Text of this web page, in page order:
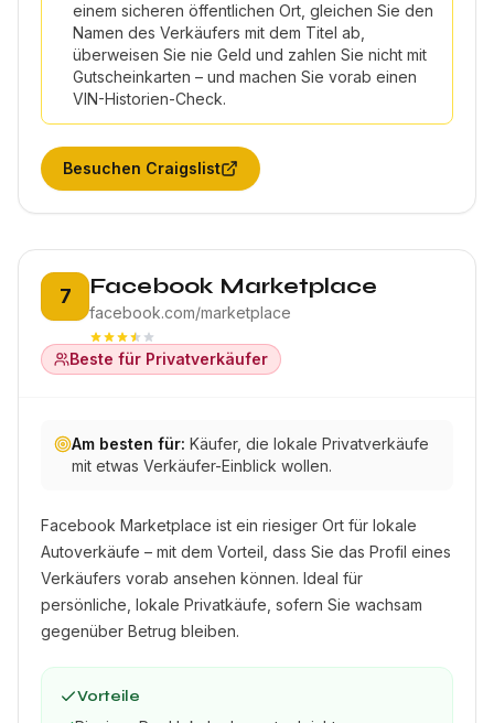
einem sicheren öffentlichen Ort, gleichen Sie den
Namen des Verkäufers mit dem Titel ab,
überweisen Sie nie Geld und zahlen Sie nicht mit
Gutscheinkarten – und machen Sie vorab einen
VIN-Historien-Check.
Besuchen Craigslist
7 Platz 7:
Facebook Marketplace
facebook.com/marketplace
Beste für Privatverkäufer
Am besten für: Käufer, die lokale Privatverkäufe
mit etwas Verkäufer-Einblick wollen.
Facebook Marketplace ist ein riesiger Ort für lokale
Autoverkäufe – mit dem Vorteil, dass Sie das Profil eines
Verkäufers vorab ansehen können. Ideal für
persönliche, lokale Privatkäufe, sofern Sie wachsam
gegenüber Betrug bleiben.
Vorteile